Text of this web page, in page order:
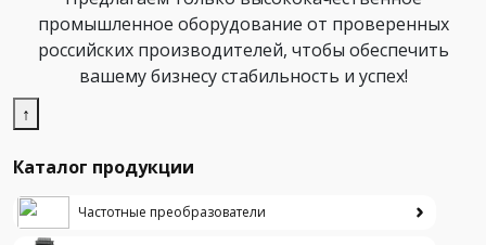
промышленное оборудование от проверенных
российских производителей, чтобы обеспечить
вашему бизнесу стабильность и успех!
↑
Каталог продукции
Частотные преобразователи